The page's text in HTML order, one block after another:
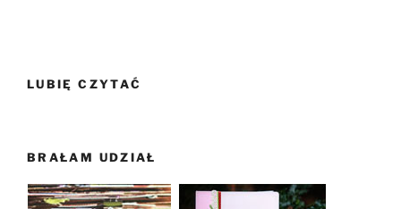
LUBIĘ CZYTAĆ
BRAŁAM UDZIAŁ